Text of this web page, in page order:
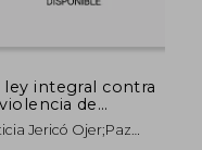
ley integral contra
de
balance y
20 años
Jericó Ojer;Paz